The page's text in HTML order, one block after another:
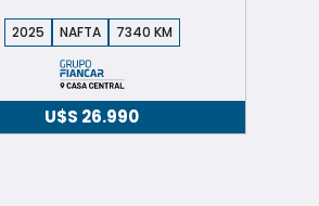
2025 NAFTA 7340
U$S26.990